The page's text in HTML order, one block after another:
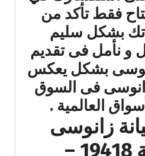
فقط تأكد من
بشكل سليم
و نأمل فى تقديم
بشكل يعكس
فى السوق
العالمية .
زانوسى
الدقهلية 19418 –